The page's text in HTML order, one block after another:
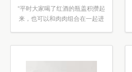
“平时大家喝了红酒的瓶盖积攒起
来，也可以和肉肉组合在一起进